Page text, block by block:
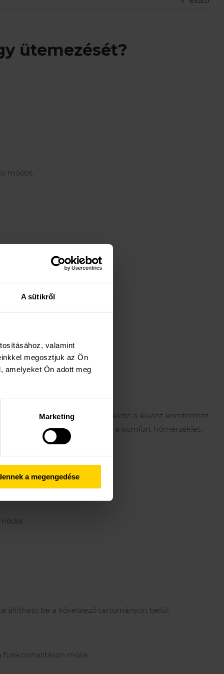
A sütikről
valamint
megosztjuk az Ön
amelyeket Ön adott meg
Marketing
a megengedése
ütemezését?
módot.
a melegvíz hőmérséklete a kívánt komforthoz
beállított hőmérséklet pedig a komfort hőmérséklet.
állítható be a következő tartományon belül:
funkcionalitáson múlik: